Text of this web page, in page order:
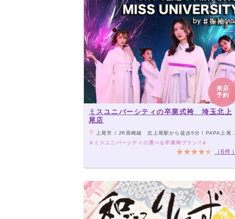
来店
予約
ミスユニバーシティの卒業式袴 埼玉北上
尾店
上尾市 / JR高崎線 北上尾駅から徒歩5分！PAPA上尾ショッピングアヴェニューの2階にございます
🌷ミスユニバーシティの選べる卒業袴プラン!!🌷
（6件）